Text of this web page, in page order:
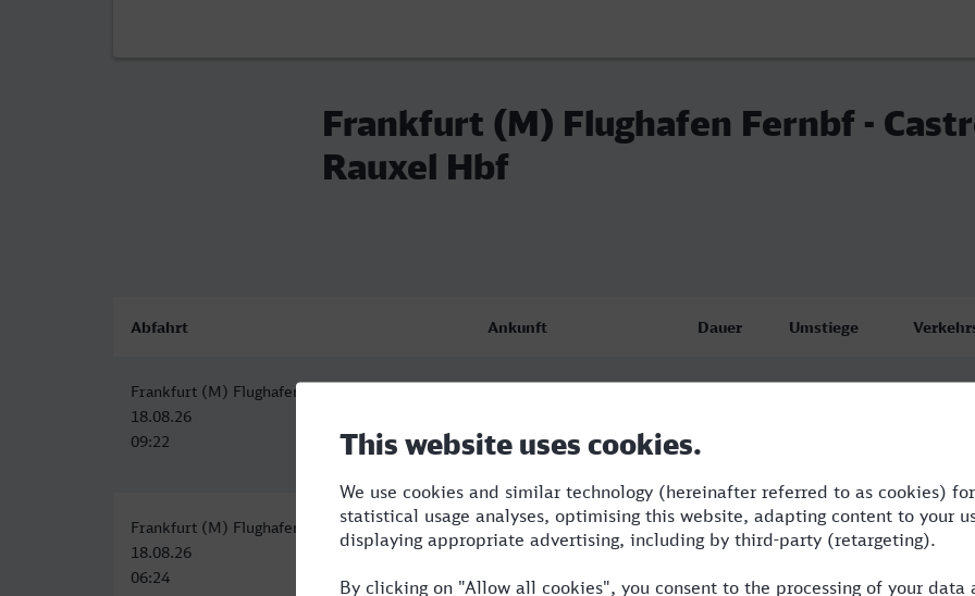
Frankfurt (M) Flughafen Fernbf -
Rauxel Hbf
Abfahrt Ankunft Dauer Umstiege
Frankfurt (M) Flughafen Fernbf
18.08.26
09:22
11:43
Frankfurt (M) Flughafen Regionalbf
18.08.26
06:24
Castrop-Rauxel Hbf
18.08.26
11:43
5:19 3